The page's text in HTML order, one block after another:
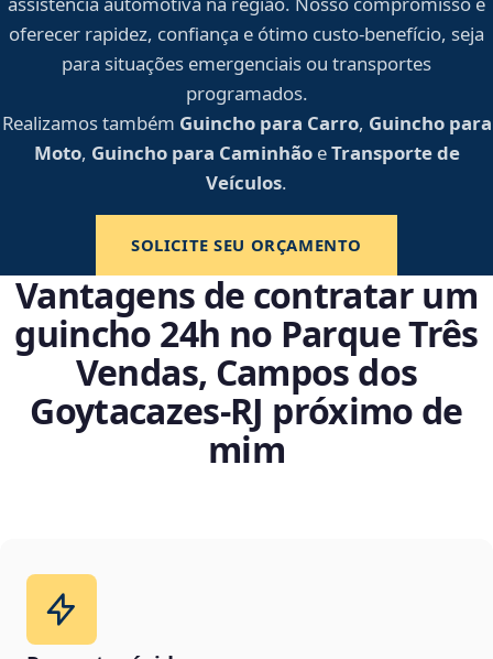
oferecer rapidez, confiança e ótimo custo-benefício, seja
para situações emergenciais ou transportes
programados.
Realizamos também Guincho para Carro, Guincho para
Moto, Guincho para CaminhãoeTransporte de
Veículos.
SOLICITE SEU ORÇAMENTO
Vantagens de contratar um
guincho 24h no Parque Três
Vendas, Campos dos
Goytacazes‑RJ próximo de
mim